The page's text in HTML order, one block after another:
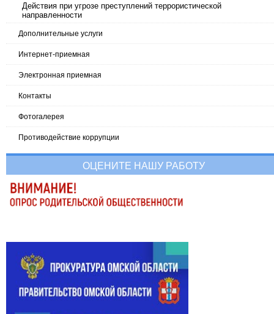
Действия при угрозе преступлений террористической
направленности
Дополнительные услуги
Интернет-приемная
Электронная приемная
Контакты
Фотогалерея
Противодействие коррупции
ОЦЕНИТЕ НАШУ РАБОТУ